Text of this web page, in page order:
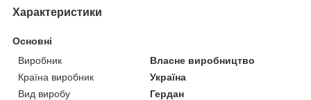
Характеристики
Основні
Виробник
Власне виробництво
Країна виробник
Україна
Вид виробу
Гердан